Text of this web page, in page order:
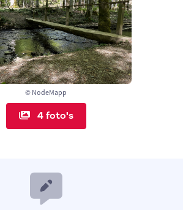
© NodeMapp
4 foto's